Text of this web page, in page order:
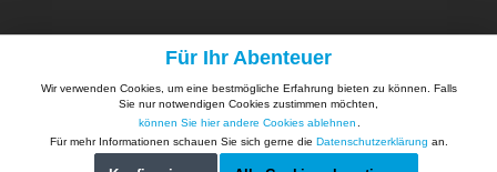
Für Ihr Abenteuer
Wir verwenden Cookies, um eine bestmögliche Erfahrung bieten zu können. Falls
Sie nur notwendigen Cookies zustimmen möchten,
können Sie hier andere Cookies ablehnen
Für mehr Informationen schauen Sie sich gerne die Datenschutzerklärung an.